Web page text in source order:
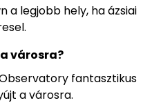
a legjobb hely, ha ázsiai
városra?
fantasztikus
a városra.